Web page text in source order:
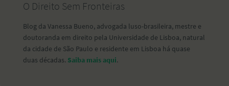
O Direito Sem Fronteiras
Blog da Vanessa Bueno, advogada luso-brasileira, mestre e
doutoranda em direito pela Universidade de Lisboa, natural
da cidade de São Paulo e residente em Lisboa há quase
duas décadas. Saiba mais aqui.